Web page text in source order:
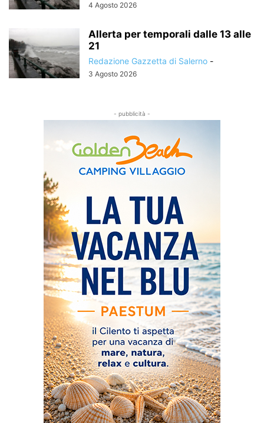
4 Agosto 2026
Allerta per temporali dalle 13 alle
21
Redazione Gazzetta di Salerno -
3 Agosto 2026
- pubblicità -